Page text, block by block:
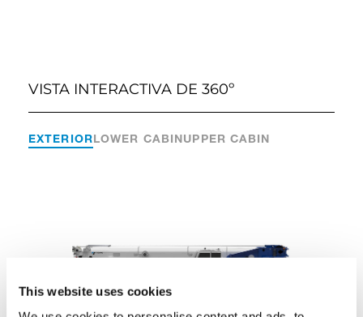
This website uses cookies
VISTA INTERACTIVA DE 360º
EXTERIORLOWER CABINUPPER CABIN